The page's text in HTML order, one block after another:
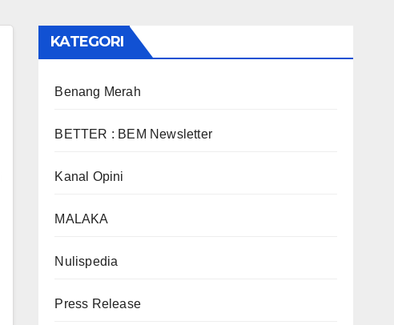
KATEGORI
Benang Merah
BETTER : BEM Newsletter
Kanal Opini
MALAKA
Nulispedia
Press Release